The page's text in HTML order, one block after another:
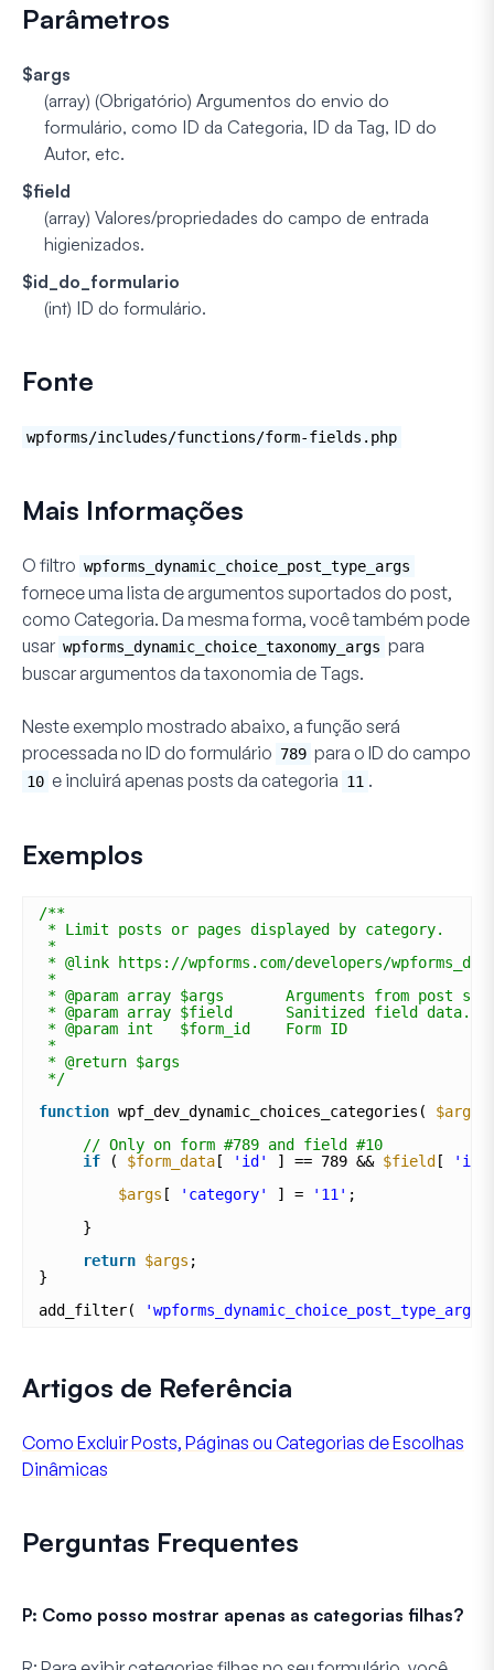
Parâmetros
$args
(array) (Obrigatório) Argumentos do envio do
formulário, como ID da Categoria, ID da Tag, ID do
Autor, etc.
$field
(array) Valores/propriedades do campo de entrada
higienizados.
$id_do_formulario
(int) ID do formulário.
Fonte
wpforms/includes/functions/form-fields.php
Mais Informações
O filtro wpforms_dynamic_choice_post_type_args
fornece uma lista de argumentos suportados do post,
como Categoria. Da mesma forma, você também pode
usar wpforms_dynamic_choice_taxonomy_args para
buscar argumentos da taxonomia de Tags.
Neste exemplo mostrado abaixo, a função será
processada no ID do formulário 789 para o ID do campo
10 e incluirá apenas posts da categoria 11 .
Exemplos
/**
* Limit posts or pages displayed by category.
*
* @link https://wpforms.com/developers/
*
* @param array $args       Arguments from
* @param array $field      Sanitized field data.
* @param int   $form_id    Form ID
*
* @return $args
*/
function wpf_dev_dynamic_choices_categories( $args
// Only on form #789 and field #10
if
( $form_data[ 'id' ] == 789 && $field[
'id'
$args [ 'category' ] = '11' ;
}
return $args ;
}
add_filter(
'wpforms_dynamic_choice_post_type_args'
Artigos de Referência
Como Excluir Posts, Páginas ou Categorias de Escolhas
Dinâmicas
Perguntas Frequentes
P: Como posso mostrar apenas as categorias filhas?